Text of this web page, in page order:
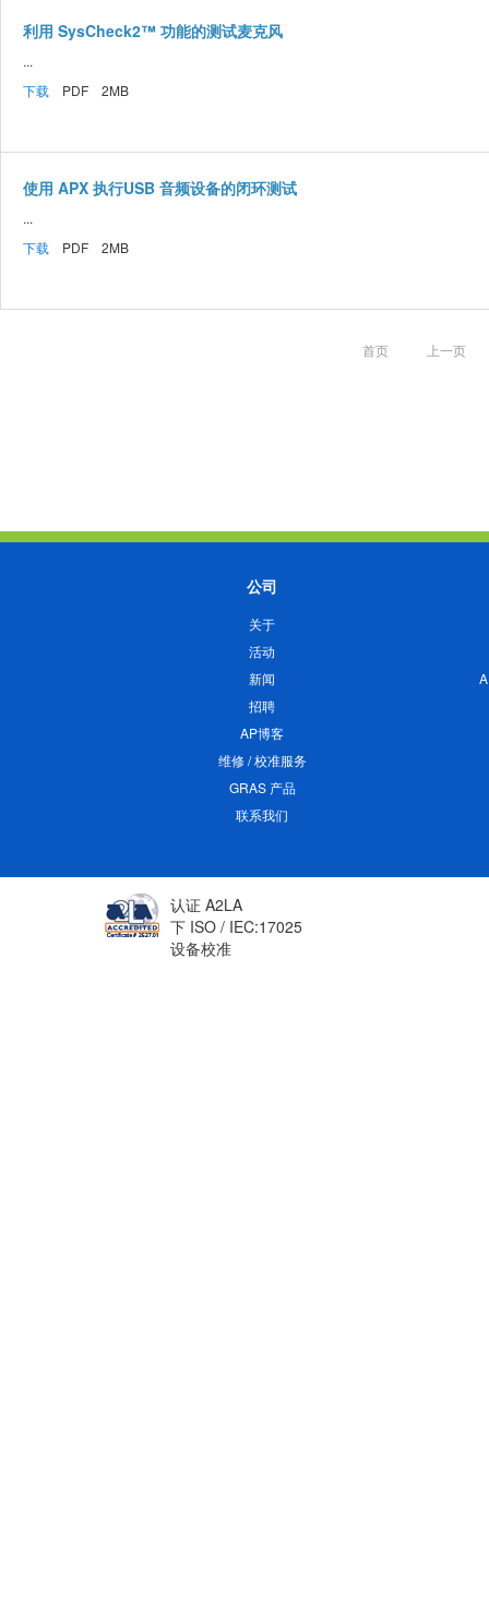
利用 SysCheck2™ 功能的测试麦克风
...
下载 PDF 2MB
使用 APX 执行USB 音频设备的闭环测试
...
下载 PDF 2MB
首页 上一页
公司
关于
活动
新闻
招聘
AP博客
维修 / 校准服务
GRAS 产品
联系我们
认证 A2LA
下 ISO / IEC:17025
设备校准